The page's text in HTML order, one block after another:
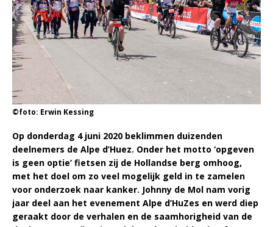
©foto: Erwin Kessing
Op donderdag 4 juni 2020 beklimmen duizenden
deelnemers de Alpe d’Huez. Onder het motto ‘opgeven
is geen optie’ fietsen zij de Hollandse berg omhoog,
met het doel om zo veel mogelijk geld in te zamelen
voor onderzoek naar kanker. Johnny de Mol nam vorig
jaar deel aan het evenement Alpe d’HuZes en werd diep
geraakt door de verhalen en de saamhorigheid van de